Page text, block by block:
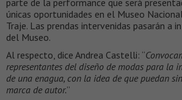
únicas oportunidades en el Museo
Traje. Las prendas intervenidas pasarán a
del Museo.
Al respecto, dice Andrea Castelli: “
representantes del diseño de modas para la
de una enagua, con la idea de que puedan
marca de autor.”